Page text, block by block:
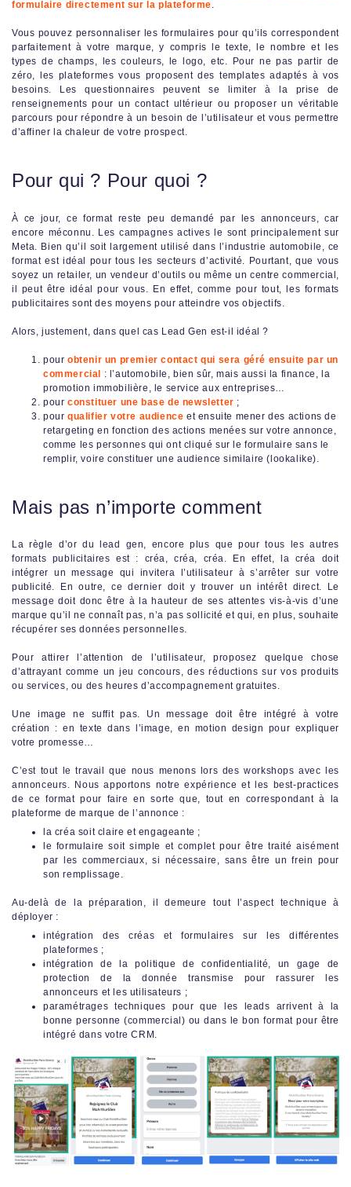
formulaire directement sur la plateforme.
Vous pouvez personnaliser les formulaires pour qu’ils correspondent
parfaitement à votre marque, y compris le texte, le nombre et les
types de champs, les couleurs, le logo, etc. Pour ne pas partir de
zéro, les plateformes vous proposent des templates adaptés à vos
besoins. Les questionnaires peuvent se limiter à la prise de
renseignements pour un contact ultérieur ou proposer un véritable
parcours pour répondre à un besoin de l’utilisateur et vous permettre
d’affiner la chaleur de votre prospect.
Pour qui ? Pour quoi ?
À ce jour, ce format reste peu demandé par les annonceurs, car
encore méconnu. Les campagnes actives le sont principalement sur
Meta. Bien qu’il soit largement utilisé dans l’industrie automobile, ce
format est idéal pour tous les secteurs d’activité. Pourtant, que vous
soyez un retailer, un vendeur d’outils ou même un centre commercial,
il peut être idéal pour vous. En effet, comme pour tout, les formats
publicitaires sont des moyens pour atteindre vos objectifs.
Alors, justement, dans quel cas Lead Gen est-il idéal ?
pour obtenir un premier contact qui sera géré ensuite par un
commercial : l’automobile, bien sûr, mais aussi la finance, la
promotion immobilière, le service aux entreprises…
pour constituer une base de newsletter ;
pour qualifier votre audience et ensuite mener des actions de
retargeting en fonction des actions menées sur votre annonce,
comme les personnes qui ont cliqué sur le formulaire sans le
remplir, voire constituer une audience similaire (lookalike).
Mais pas n’importe comment
La règle d’or du lead gen, encore plus que pour tous les autres
formats publicitaires est : créa, créa, créa. En effet, la créa doit
intégrer un message qui invitera l’utilisateur à s’arrêter sur votre
publicité. En outre, ce dernier doit y trouver un intérêt direct. Le
message doit donc être à la hauteur de ses attentes vis-à-vis d’une
marque qu’il ne connaît pas, n’a pas sollicité et qui, en plus, souhaite
récupérer ses données personnelles.
Pour attirer l’attention de l’utilisateur, proposez quelque chose
d’attrayant comme un jeu concours, des réductions sur vos produits
ou services, ou des heures d’accompagnement gratuites.
Une image ne suffit pas. Un message doit être intégré à votre
création : en texte dans l’image, en motion design pour expliquer
votre promesse…
C’est tout le travail que nous menons lors des workshops avec les
annonceurs. Nous apportons notre expérience et les best-practices
de ce format pour faire en sorte que, tout en correspondant à la
plateforme de marque de l’annonce :
la créa soit claire et engageante ;
le formulaire soit simple et complet pour être traité aisément
par les commerciaux, si nécessaire, sans être un frein pour
son remplissage.
Au-delà de la préparation, il demeure tout l’aspect technique à
déployer :
intégration des créas et formulaires sur les différentes
plateformes ;
intégration de la politique de confidentialité, un gage de
protection de la donnée transmise pour rassurer les
annonceurs et les utilisateurs ;
paramétrages techniques pour que les leads arrivent à la
bonne personne (commercial) ou dans le bon format pour être
intégré dans votre CRM.